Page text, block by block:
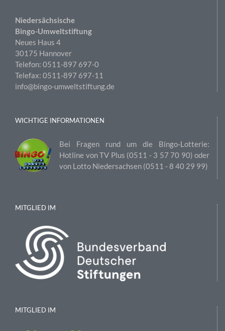
Niedersächsische
Bingo-Umweltstiftung
Neues Haus 4
30175 Hannover
Telefon: 0511-897 697-0
Telefax: 0511-897 697-11
info@bingo-umweltstiftung.de
WICHTIGE INFORMATIONEN
Bei Fragen rund um die Bingo-Lotterie:
Hotline von TV Plus (0511 ‑ 3 57 70 90) oder
von Lotto Niedersachsen (0511 ‑ 8 40 29 99)
MITGLIED IM
MITGLIED IM